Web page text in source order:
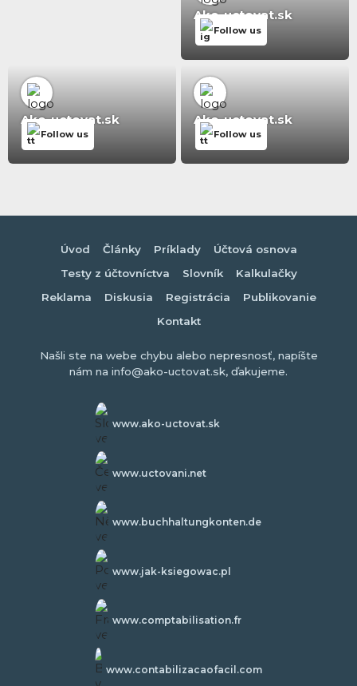
Ako-uctovat.sk
Follow us
Ako-uctovat.sk
Follow us
Ako-uctovat.sk
Follow us
Úvod Články Príklady
Účtová osnova
Testy z účtovníctva
Slovník
Kalkulačky
Reklama
Diskusia Registrácia
Publikovanie
Kontakt
Našli ste na webe chybu alebo nepresnosť, napíšte
nám na info@ako-uctovat.sk, ďakujeme.
www.ako-uctovat.sk
www.uctovani.net
www.buchhaltungkonten.de
www.jak-ksiegowac.pl
www.comptabilisation.fr
www.contabilizacaofacil.com